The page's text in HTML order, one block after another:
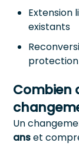
Extension
existants
protection
Combien
Un
anset